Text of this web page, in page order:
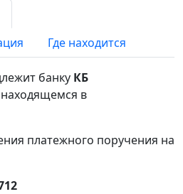
Где находится
банку КБ
в
платежного поручения на